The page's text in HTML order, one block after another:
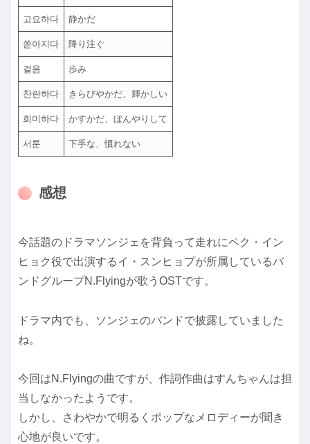
고요하다 静かだ
쏟아지다 降り注ぐ
걸음 歩み
찬란하다 きらびやかだ、輝かしい
희미하다 かすかだ、ぼんやりして
서툰 下手な、慣れない
感想
今話題のドラマソンジェを背負って走れにペク・イン
ヒョク役で出演するイ・スンヒョプが所属しているバ
ンドグループN.Flyingが歌うOSTです。
ドラマ内でも、ソンジェのバンドで披露していました
ね。
今回はN.Flyingの曲ですが、作詞作曲はすんちゃんは担
当しなかったようです。
しかし、さわやかで明るくポップなメロディーが聞き
心地が良いです。